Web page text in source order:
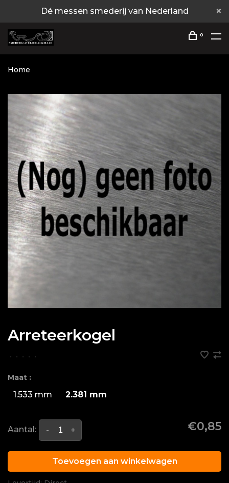
Dé messen smederij van Nederland
0
Home
Arreteerkogel
• • • • •
Maat :
1.533 mm 2.381 mm
Aantal: +
- €0,85
Toevoegen aan winkelwagen